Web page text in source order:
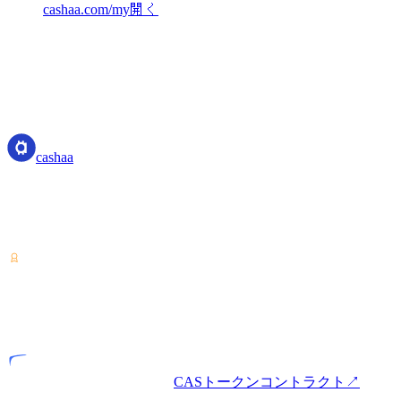
cashaa.com/my開く
cashaa
CASトークンコントラクト ↗